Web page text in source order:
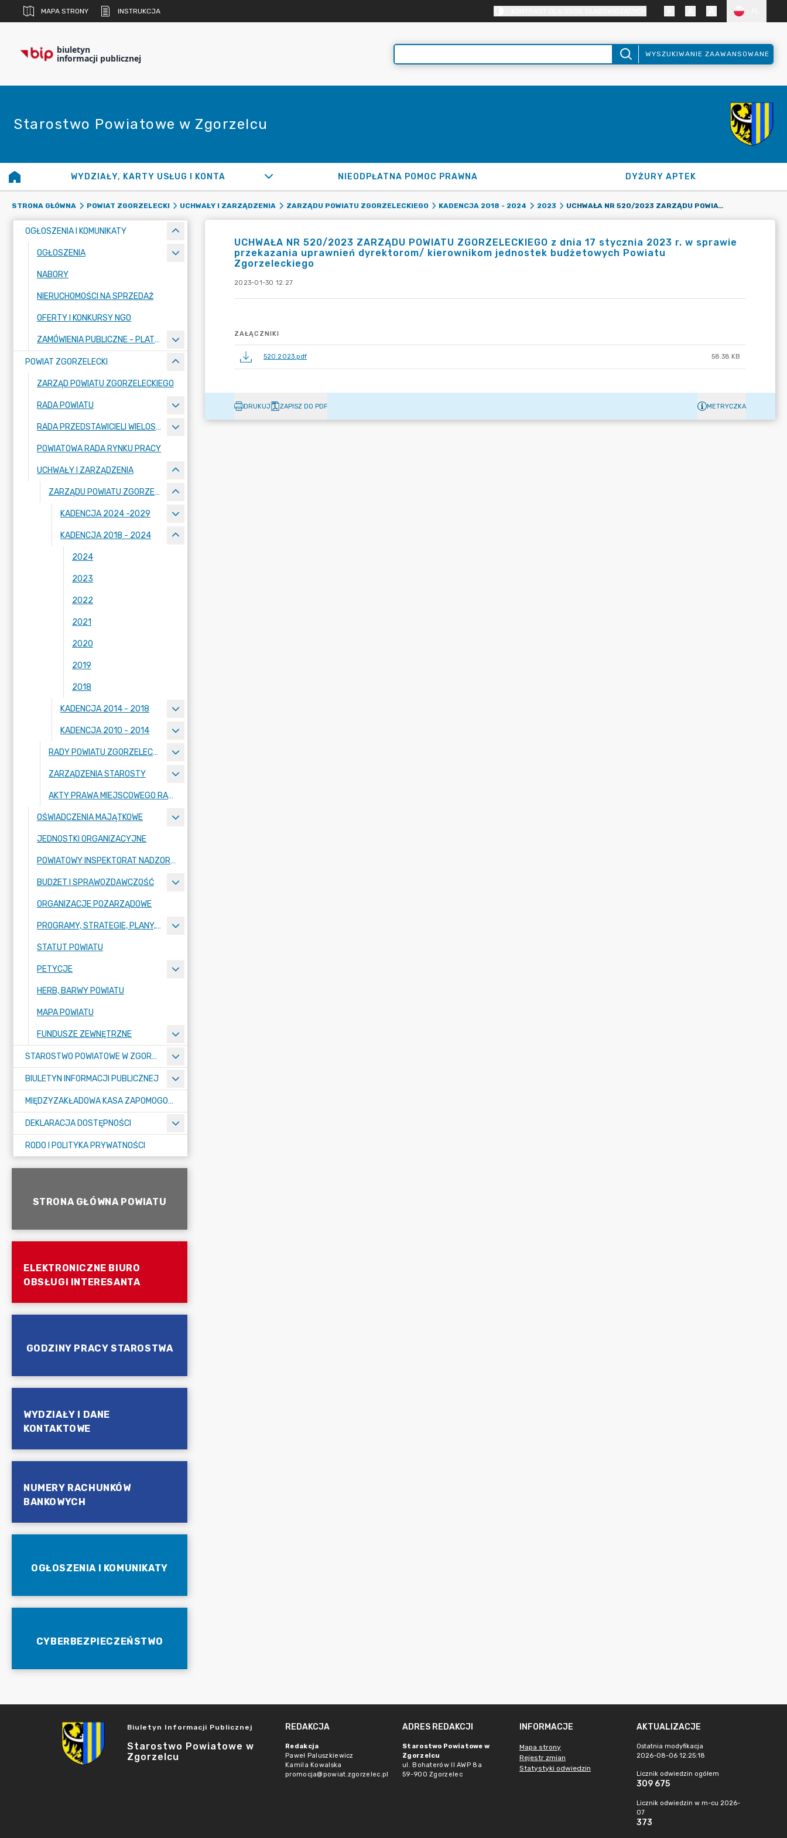
MAPA STRONY INSTRUKCJA
biuletyn
informacji publicznej WYSZUKIWANIE ZAAWANSOWANE
Starostwo Powiatowe w Zgorzelcu
WYDZIAŁY, KARTY USŁUG I KONTA NIEODPŁATNA POMOC PRAWNA DYŻURY APTEK
STRONA GŁÓWNA POWIAT ZGORZELECKI UCHWAŁY I ZARZĄDZENIA ZARZĄDU POWIATU ZGORZELECKIEGO KADENCJA 2018 - 2024 2023 UCHWAŁA NR 520/2023 ZARZĄDU POWIATU ZGORZELECKIEGO Z DNIA 17 STYCZNIA 2023 R. W SPRAWIE PRZEKAZANIA UPRAWNIEŃ DYREKTOROM/ KIEROWNIKOM JEDNOSTEK BUDŻETOWYCH POWIATU ZGORZELECKIEGO
OGŁOSZENIA I KOMUNIKATY
OGŁOSZENIA
NABORY
NIERUCHOMOŚCI NA SPRZEDAŻ
OFERTY I KONKURSY NGO
ZAMÓWIENIA PUBLICZNE - PLATFORMA ZAKUPOWA
POWIAT ZGORZELECKI
ZARZĄD POWIATU ZGORZELECKIEGO
RADA POWIATU
RADA PRZEDSTAWICIELI WIELOSPECJALISTYCZNEGO ZESPOŁU OPIEKI ZDROWOTNEJ "BOLESŁAWIEC-ZGORZELEC" SAMODZIELNEGO PUBLICZNEGO ZAKŁADU OPIEKI ZDROWOTNEJ
POWIATOWA RADA RYNKU PRACY
UCHWAŁY I ZARZĄDZENIA
ZARZĄDU POWIATU ZGORZELECKIEGO
KADENCJA 2024 -2029
KADENCJA 2018 - 2024
2024
2023
2022
2021
2020
2019
2018
KADENCJA 2014 - 2018
KADENCJA 2010 - 2014
RADY POWIATU ZGORZELECKIEGO
ZARZĄDZENIA STAROSTY
AKTY PRAWA MIEJSCOWEGO RADY POWIATU ZGORZELECKIEGO
OŚWIADCZENIA MAJĄTKOWE
JEDNOSTKI ORGANIZACYJNE
POWIATOWY INSPEKTORAT NADZORU BUDOWLANEGO
BUDŻET I SPRAWOZDAWCZOŚĆ
ORGANIZACJE POZARZĄDOWE
PROGRAMY, STRATEGIE, PLANY, RAPORTY
STATUT POWIATU
PETYCJE
HERB, BARWY POWIATU
MAPA POWIATU
FUNDUSZE ZEWNĘTRZNE
STAROSTWO POWIATOWE W ZGORZELCU
BIULETYN INFORMACJI PUBLICZNEJ
MIĘDZYZAKŁADOWA KASA ZAPOMOGOWO-POŻYCZKOWA
DEKLARACJA DOSTĘPNOŚCI
RODO I POLITYKA PRYWATNOŚCI
STRONA GŁÓWNA POWIATU
ELEKTRONICZNE BIURO
OBSŁUGI INTERESANTA
GODZINY PRACY STAROSTWA
WYDZIAŁY I DANE
KONTAKTOWE
NUMERY RACHUNKÓW
BANKOWYCH
OGŁOSZENIA I KOMUNIKATY
CYBERBEZPIECZEŃSTWO
UCHWAŁA NR 520/2023 ZARZĄDU POWIATU ZGORZELECKIEGO z dnia 17 stycznia 2023 r. w sprawie
przekazania uprawnień dyrektorom/ kierownikom jednostek budżetowych Powiatu
Zgorzeleckiego
2023-01-30 12:27
ZAŁĄCZNIKI
520.2023.pdf 58.38 KB
DRUKUJ ZAPISZ DO PDF METRYCZKA
Biuletyn Informacji Publicznej
Starostwo Powiatowe w
Zgorzelcu
REDAKCJA
Redakcja
Paweł Paluszkiewicz
Kamila Kowalska
promocja@powiat.zgorzelec.pl
ADRES REDAKCJI
Starostwo Powiatowe w
Zgorzelcu
ul. Bohaterów II AWP 8a
59-900 Zgorzelec
INFORMACJE
Mapa strony
Rejestr zmian
Statystyki odwiedzin
AKTUALIZACJE
Ostatnia modyfikacja
2026-08-06 12:25:18
Licznik odwiedzin ogółem
309 675
Licznik odwiedzin w m-cu 2026-
07
373